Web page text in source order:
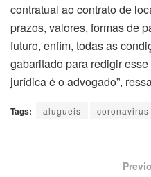
contratual ao contrato de
prazos, valores, formas de
futuro, enfim, todas as
gabaritado para redigir
jurídica é o advogado”,
Tags: alugueis coronavirus